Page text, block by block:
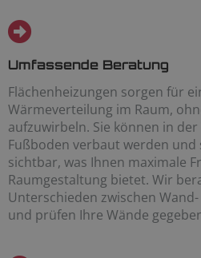
Umfassende Beratung
Flächenheizungen sorgen für
Wärmeverteilung im Raum,
aufzuwirbeln. Sie können in
Fußboden verbaut werden und
sichtbar, was Ihnen maximale
Raumgestaltung bietet. Wir
Unterschieden zwischen
und prüfen Ihre Wände